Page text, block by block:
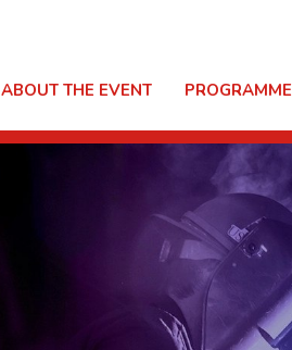
ABOUT THE EVENT PROGRAMME